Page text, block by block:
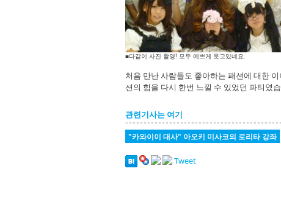
■다같이 사진 촬영! 모두 예쁘게 웃고있네요.
처음 만난 사람들도 좋아하는 패션에 대한
션의 힘을 다시 한번 느낄 수 있었던 파티였
관련기사는 여기
"카와이이 대사" 아오키 미사코의 로리타 강좌
Tweet